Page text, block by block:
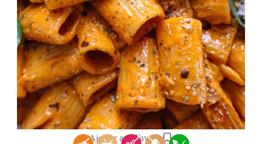
Ajouter aux Favoris